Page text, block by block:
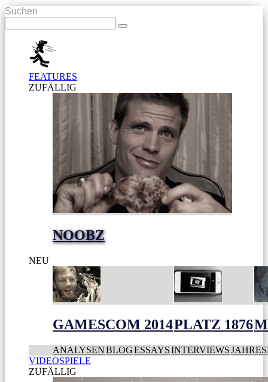
Suchen
FEATURES
ZUFÄLLIG
NOOBZ
NEU
GAMESCOM 2014PLATZ 1876
ANALYSENBLOGESSAYSINTERVIEWS
VIDEOSPIELE
ZUFÄLLIG